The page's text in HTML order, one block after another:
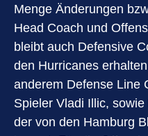
Menge Änderungen
Head Coach und
bleibt auch Defensive
den Hurricanes
anderem Defense Line
Spieler Vladi Illic,
der von den Hamburg